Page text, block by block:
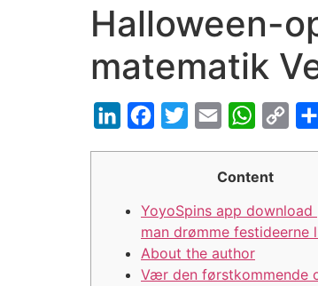
Halloween-
matematik
LinkedInFacebook
TwitterEmail WhatsApp
Copy
Content
YoyoSpins app
man drømme festideerne
About the author
Vær den førstkommende